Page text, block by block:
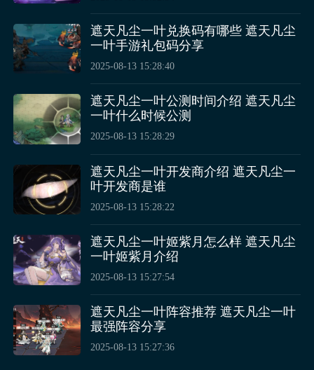
黑子的篮球街头对决火神的技能效果都讲解清楚了，现
在朋友们想必都知道该球员要如何使用了吧，这个球员
的能力十分出众，尤其是在突破方面的能力出众，在队
伍中作为突破手效果突出，喜欢该位置的玩家们可考虑
使用。
在教学之后玩家们基本上会对游戏的基本系统以及玩法
有一个了解，同时还可以获取到初期的物资。之后玩家
们首先需要凑齐一个球队，如果没有强力的核心球员也
可以去进行抽取获得。
跳后仰完成投篮。
3、青峰大辉
他是大前锋，靠着不规则的投篮方式能让对手无法防
范，他的必杀技可以将任意一次基础动作，在特定位置
各个技能，他的“高速突破”能在向后跳步的时候做好蓄
力准备，随后用超快的速度瞬间将对手突破，他的“瞬
停后仰”能在超高速突破时，靠着敏捷性瞬间减速到0，
遮天凡尘一叶兑换码有哪些 遮天凡尘
一叶手游礼包码分享
2025-08-13 15:28:40
遮天凡尘一叶公测时间介绍 遮天凡尘
一叶什么时候公测
2025-08-13 15:28:29
遮天凡尘一叶开发商介绍 遮天凡尘一
叶开发商是谁
2025-08-13 15:28:22
遮天凡尘一叶姬紫月怎么样 遮天凡尘
一叶姬紫月介绍
2025-08-13 15:27:54
遮天凡尘一叶阵容推荐 遮天凡尘一叶
最强阵容分享
2025-08-13 15:27:36